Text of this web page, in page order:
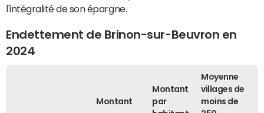
l'intégralité de son épargne.
Endettement de Brinon-sur-Beuvron en
2024
Montant
Montant
par
Moyenne
villages de
moins de